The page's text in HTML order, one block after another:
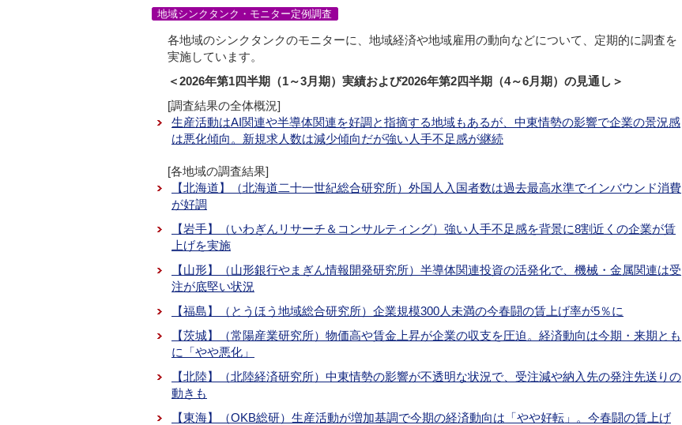
地域シンクタンク・モニター定例調査
各地域のシンクタンクのモニターに、地域経済や地域雇用の動向などについて、定期的に調査を
実施しています。
＜2026年第1四半期（1～3月期）実績および2026年第2四半期（4～6月期）の見通し＞
[調査結果の全体概況]
生産活動はAI関連や半導体関連を好調と指摘する地域もあるが、中東情勢の影響で企業の景況感
は悪化傾向。新規求人数は減少傾向だが強い人手不足感が継続
[各地域の調査結果]
【北海道】（北海道二十一世紀総合研究所）外国人入国者数は過去最高水準でインバウンド消費
が好調
【岩手】（いわぎんリサーチ＆コンサルティング）強い人手不足感を背景に8割近くの企業が賃
上げを実施
【山形】（山形銀行やまぎん情報開発研究所）半導体関連投資の活発化で、機械・金属関連は受
注が底堅い状況
【福島】（とうほう地域総合研究所）企業規模300人未満の今春闘の賃上げ率が5％に
【茨城】（常陽産業研究所）物価高や賃金上昇が企業の収支を圧迫。経済動向は今期・来期とも
に「やや悪化」
【北陸】（北陸経済研究所）中東情勢の影響が不透明な状況で、受注減や納入先の発注先送りの
動きも
【東海】（OKB総研）生産活動が増加基調で今期の経済動向は「やや好転」。今春闘の賃上げ